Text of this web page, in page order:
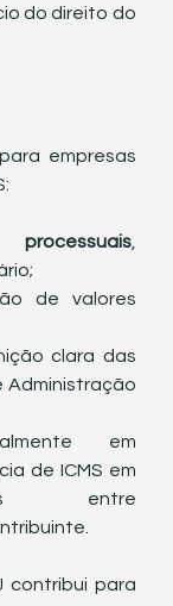
do direito do
empresas
,
de valores
clara das
Administração
em
de ICMS em
entre
contribui para